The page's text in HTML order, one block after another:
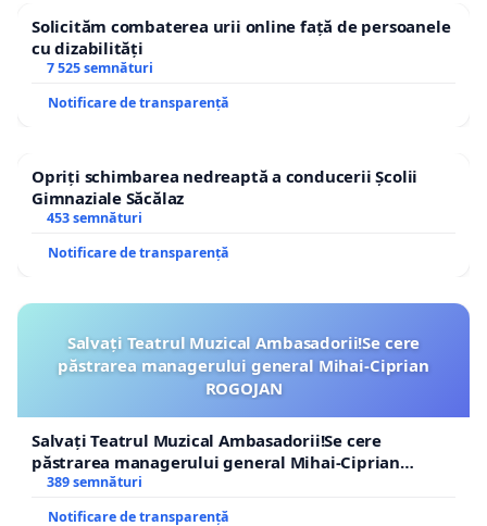
Solicităm combaterea urii online față de persoanele
cu dizabilități
7 525 semnături
Notificare de transparență
Opriți schimbarea nedreaptă a conducerii Școlii
Gimnaziale Săcălaz
453 semnături
Notificare de transparență
Salvați Teatrul Muzical Ambasadorii!Se cere
păstrarea managerului general Mihai-Ciprian
ROGOJAN
Salvați Teatrul Muzical Ambasadorii!Se cere
păstrarea managerului general Mihai-Ciprian
ROGOJAN
389 semnături
Notificare de transparență